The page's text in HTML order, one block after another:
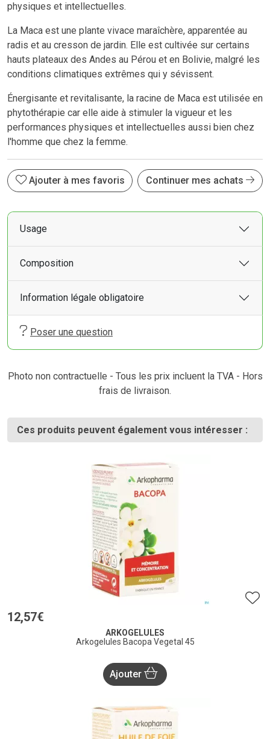
physiques et intellectuelles.
La Maca est une plante vivace maraîchère, apparentée au
radis et au cresson de jardin. Elle est cultivée sur certains
hauts plateaux des Andes au Pérou et en Bolivie, malgré les
conditions climatiques extrêmes qui y sévissent.
Énergisante et revitalisante, la racine de Maca est utilisée en
phytothérapie car elle aide à stimuler la vigueur et les
performances physiques et intellectuelles aussi bien chez
l'homme que chez la femme.
Ajouter à mes favoris Continuer mes achats
Usage
Composition
Information légale obligatoire
Poser une question
Photo non contractuelle - Tous les prix incluent la TVA - Hors
frais de livraison.
Ces produits peuvent également vous intéresser :
12,57€
ARKOGELULES
Arkogelules Bacopa Vegetal 45
Ajouter